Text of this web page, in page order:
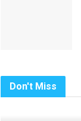
Don't Miss